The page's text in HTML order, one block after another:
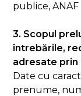
publice, ANAF
3. Scopul
întrebările,
adresate prin
Date cu
prenume,